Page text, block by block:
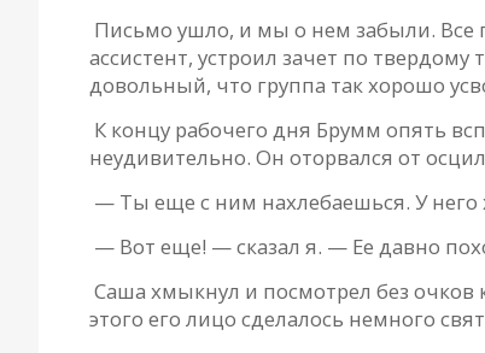
Письмо ушло, и мы о нем забыли. Все
ассистент, устроил зачет по
довольный, что группа так хорошо
К концу рабочего дня Брумм опять
неудивительно. Он оторвался от
— Ты еще с ним нахлебаешься. У него
— Вот еще! — сказал я. — Ее давно
Саша хмыкнул и посмотрел без очков
этого его лицо сделалось немного